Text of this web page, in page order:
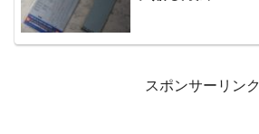
スポンサーリンク